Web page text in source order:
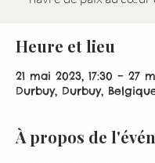
Heure et lieu
21 mai 2023, 17:30 – 27
Durbuy, Durbuy,
À propos de